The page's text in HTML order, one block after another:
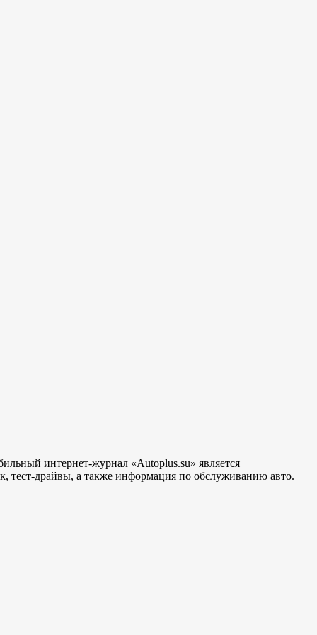
интернет-журнал «Autoplus.su» является
тест-драйвы, а также информация по обслуживанию авто.